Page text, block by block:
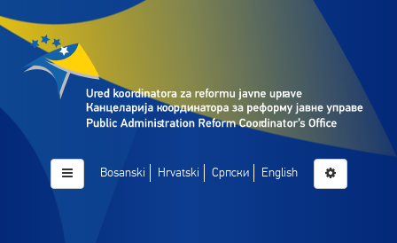
Bosanski Hrvatski Српски English